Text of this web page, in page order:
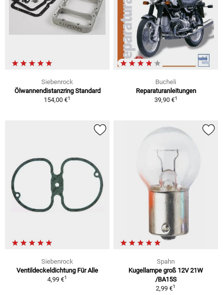
Siebenrock
Ölwannendistanzring Standard
154,00 €1
Bucheli
Reparaturanleitungen
39,90 €1
Siebenrock
Ventildeckeldichtung Für Alle
4,99 €1
Spahn
Kugellampe groß 12V 21W
/BA15S
2,99 €1